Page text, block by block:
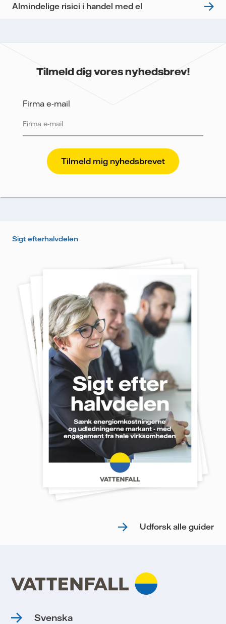
Almindelige risici i handel med el
Tilmeld dig vores nyhedsbrev!
Firma e-mail
Vattenfall beskytter og respekterer dit privatliv. For at
Vattenfalls salg til store virksomheder kan sende
nyhedsbrevet til dig, har vi brug for dine oplysninger.
performance, herunder åbningsrate og klikrate. Dine
dit samtykke tilbage. Læs vores
mine personoplysninger med henblik på at sende
mig nyhedsbrevet.
Sigt efterhalvdelen
Udforsk alle guider
Svenska